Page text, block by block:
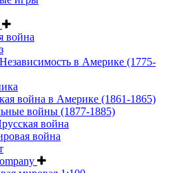
война
в Америке (1775-
война в Америке (1861-1865)
войны (1877-1885)
война
война